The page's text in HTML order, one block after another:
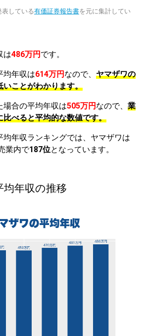
している有価証券報告書を元に集計してい
は486万円 です。
均年収は614万円 なので、 ヤマザワの
いことがわかります。
場合の平均年収は505万円 なので、 業
比べると平均的な数値です。
均年収ランキングでは、ヤマザワは
業内で187位となっています。
年収の推移